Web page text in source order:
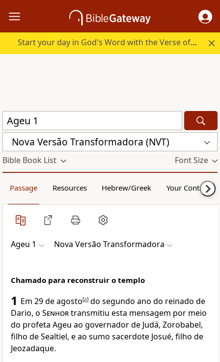
Start your day in God's Word with the Verse of the Day.
Nova Versão Transformadora (NVT)
Bible Book List Font Size
Passage Resources Hebrew/Greek Your Content
Ageu 1 Nova Versão Transformadora
Chamado para reconstruir o templo
1 Em 29 de agosto[a] do segundo ano do reinado de
Dario, o Senhortransmitiu esta mensagem por meio
do profeta Ageu ao governador de Judá, Zorobabel,
filho de Sealtiel, e ao sumo sacerdote Josué, filho de
Jeozadaque.